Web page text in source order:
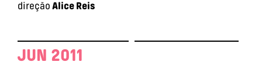
direção Alice Reis
JUN 2011